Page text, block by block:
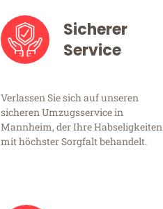
Sicherer
Service
Verlassen Sie sich auf unseren
sicheren Umzugsservice in
Mannheim, der Ihre Habseligkeiten
mit höchster Sorgfalt behandelt.